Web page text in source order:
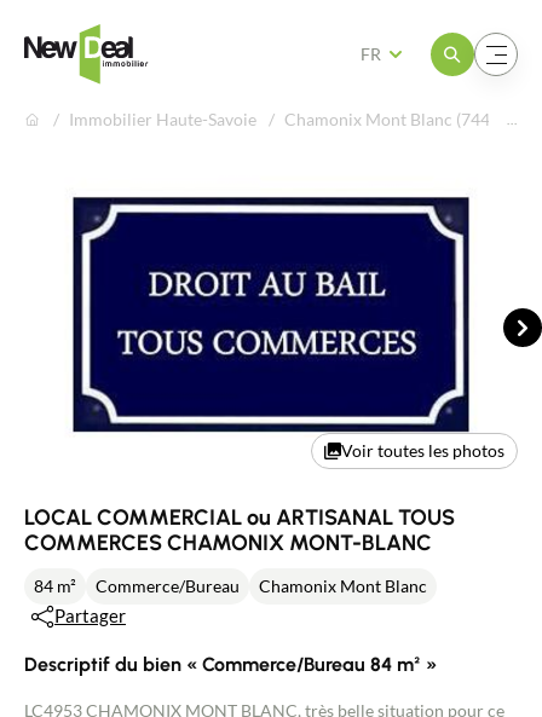
Ouvrir le menuOuvrir le menu
FR
Immobilier Haute-Savoie Chamonix Mont Blanc (74400)
Voir toutes les photos
LOCAL COMMERCIAL ou ARTISANAL TOUS
COMMERCES CHAMONIX MONT-BLANC
84 m² Commerce/Bureau Chamonix Mont Blanc
Partager
Descriptif du bien « Commerce/Bureau 84 m² »
LC4953 CHAMONIX MONT BLANC, très belle situation pour ce